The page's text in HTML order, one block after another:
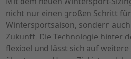
nicht nur einen großen Schritt
Wintersportsaison, sondern
Zukunft. Die Technologie hinter
flexibel und lässt sich auf